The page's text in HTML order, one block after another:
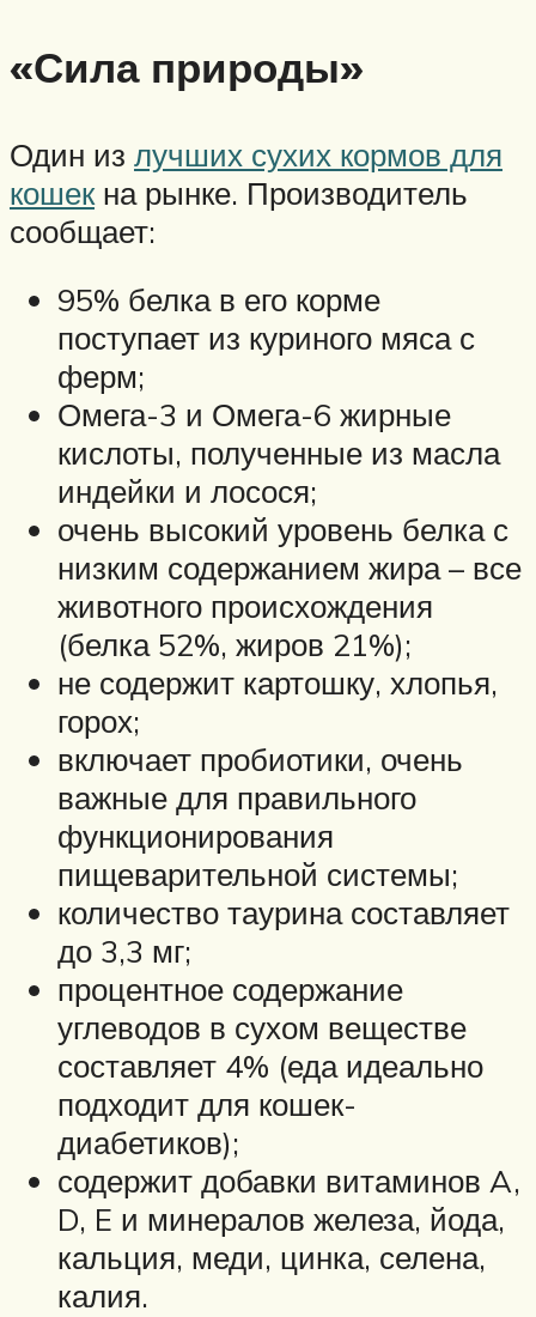
«Сила природы»
Один из лучших сухих кормов для
кошекна рынке. Производитель
сообщает:
95% белка в его корме
поступает из куриного мяса с
ферм;
Омега-3 и Омега-6 жирные
кислоты, полученные из масла
индейки и лосося;
очень высокий уровень белка с
низким содержанием жира – все
животного происхождения
(белка 52%, жиров 21%);
не содержит картошку, хлопья,
горох;
включает пробиотики, очень
важные для правильного
функционирования
пищеварительной системы;
количество таурина составляет
до 3,3 мг;
процентное содержание
углеводов в сухом веществе
составляет 4% (еда идеально
подходит для кошек-
диабетиков);
содержит добавки витаминов A,
D, E и минералов железа, йода,
кальция, меди, цинка, селена,
калия.